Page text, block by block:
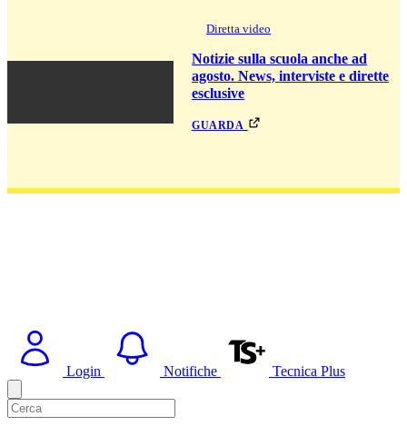
Diretta video
Notizie sulla scuola anche ad
agosto. News, interviste e dirette
esclusive
guarda
Login Notifiche Tecnica Plus